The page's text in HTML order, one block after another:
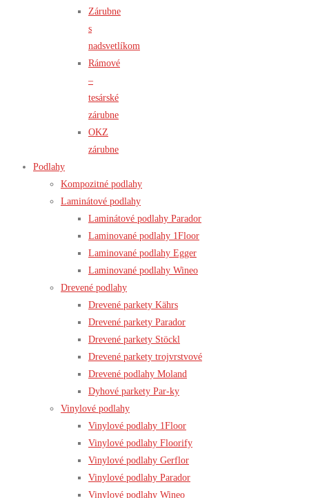
Zárubne
s
nadsvetlíkom
Rámové
–
tesárské
zárubne
OKZ
zárubne
Podlahy
Kompozitné podlahy
Laminátové podlahy
Laminátové podlahy Parador
Laminované podlahy 1Floor
Laminované podlahy Egger
Laminované podlahy Wineo
Drevené podlahy
Drevené parkety Kährs
Drevené parkety Parador
Drevené parkety Stöckl
Drevené parkety trojvrstvové
Drevené podlahy Moland
Dyhové parkety Par-ky
Vinylové podlahy
Vinylové podlahy 1Floor
Vinylové podlahy Floorify
Vinylové podlahy Gerflor
Vinylové podlahy Parador
Vinylové podlahy Wineo